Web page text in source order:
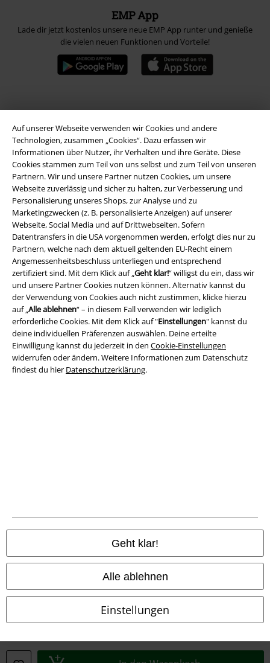
Auf unserer Webseite verwenden wir Cookies und andere
Technologien, zusammen „Cookies“. Dazu erfassen wir
Informationen über Nutzer, ihr Verhalten und ihre Geräte. Diese
Cookies stammen zum Teil von uns selbst und zum Teil von unseren
Partnern. Wir und unsere Partner nutzen Cookies, um unsere
Webseite zuverlässig und sicher zu halten, zur Verbesserung und
Personalisierung unseres Shops, zur Analyse und zu
Marketingzwecken (z. B. personalisierte Anzeigen) auf unserer
Webseite, Social Media und auf Drittwebseiten. Sofern
Datentransfers in die USA vorgenommen werden, erfolgt dies nur zu
Partnern, welche nach dem aktuell geltenden EU-Recht einem
Angemessenheitsbeschluss unterliegen und entsprechend
zertifiziert sind. Mit dem Klick auf „Geht klar!“ willigst du ein, dass wir
und unsere Partner Cookies nutzen können. Alternativ kannst du
der Verwendung von Cookies auch nicht zustimmen, klicke hierzu
auf „Alle ablehnen“ – in diesem Fall verwenden wir lediglich
erforderliche Cookies. Mit dem Klick auf "Einstellungen" kannst du
deine individuellen Präferenzen auswählen. Deine erteilte
Einwilligung kannst du jederzeit in den Cookie-Einstellungen
widerrufen oder ändern. Weitere Informationen zum Datenschutz
findest du hier Datenschutzerklärung.
Geht klar!
Alle ablehnen
Einstellungen
EMP App
Lade dir jetzt kostenlos unsere neue EMP App runter und genieße
die vielen neuen Funktionen und Vorteile!
Rechtliches
AGB
Impressum
Datenschutz
Alle Preise inkl. gesetzlicher Mehrwertsteuer, zzgl.Versandkosten
© 1986-2026 E.M.P. Merchandising HGmbH
EMP Online Shops
EMP France